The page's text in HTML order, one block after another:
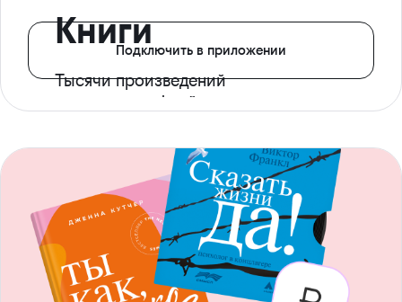
Книги
Тысячи произведений
с доступом офлайн
Подключить в приложении